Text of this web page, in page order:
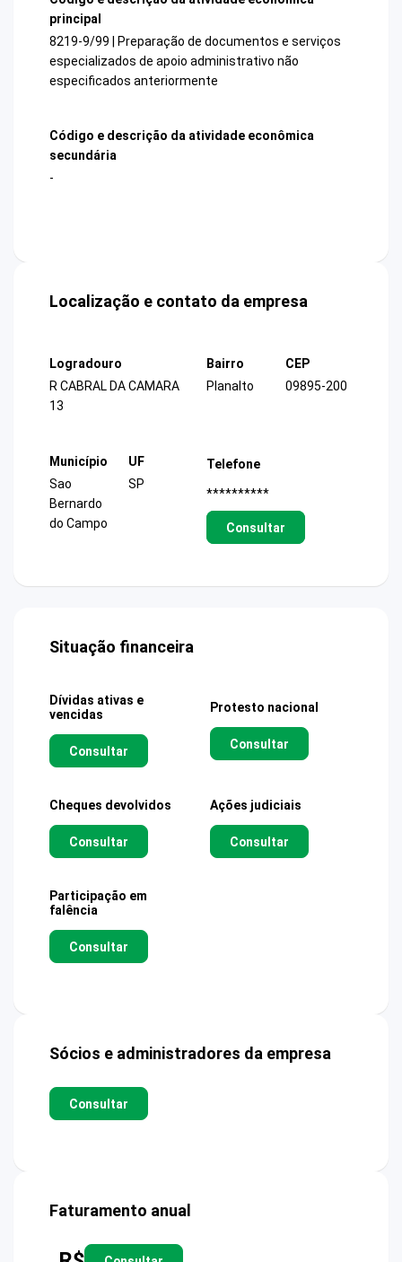
principal
8219-9/99 | Preparação de documentos e serviços
especializados de apoio administrativo não
especificados anteriormente
Código e descrição da atividade econômica
secundária
-
Localização e contato da empresa
Logradouro
R CABRAL DA CAMARA
13
Bairro
Planalto
CEP
09895-200
Município
Sao
Bernardo
do Campo
UF
SP
Telefone
**********
Consultar
Situação financeira
Dívidas ativas e
vencidas
Consultar
Protesto nacional
Consultar
Cheques devolvidos
Consultar
Ações judiciais
Consultar
Participação em
falência
Consultar
Sócios e administradores da empresa
Consultar
Faturamento anual